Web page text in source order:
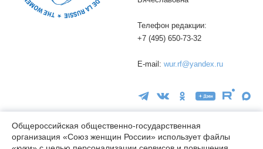
Телефон редакции:
+7 (495) 650-73-32
E-mail: wur.rf@yandex.ru
Общероссийская общественно-государственная
организация «Союз женщин России» использует файлы